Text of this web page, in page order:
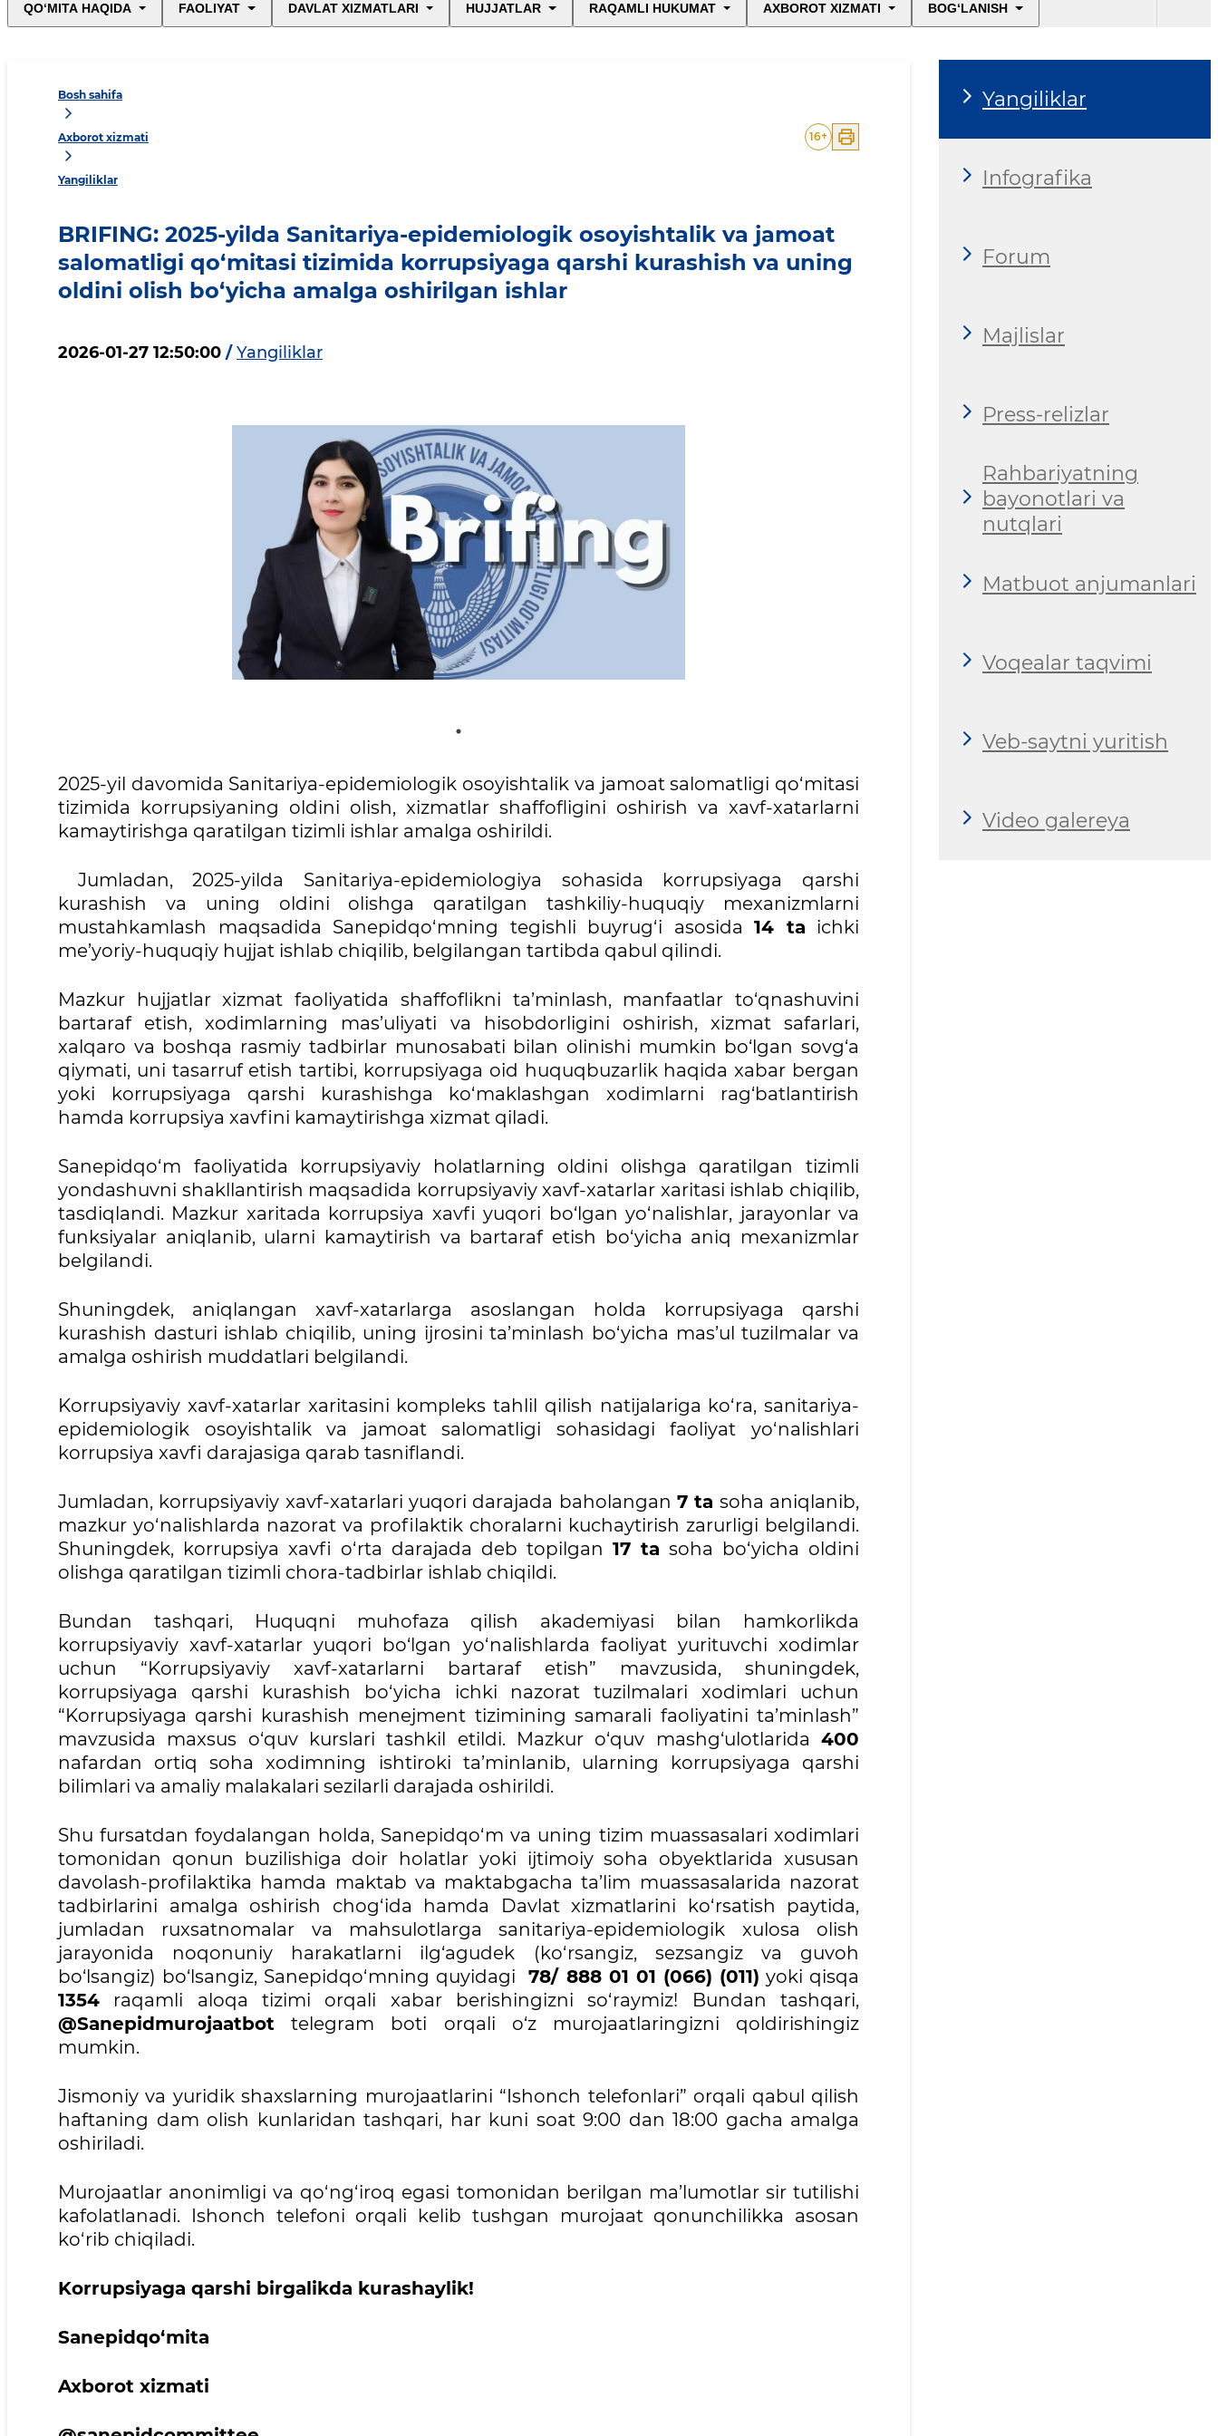
QO‘MITA HAQIDA FAOLIYAT DAVLAT XIZMATLARI HUJJATLAR RAQAMLI HUKUMAT AXBOROT XIZMATI BOG‘LANISH
Bosh sahifa
Axborot xizmati
Yangiliklar
16+
BRIFING: 2025-yilda Sanitariya-epidemiologik osoyishtalik va jamoat
salomatligi qo‘mitasi tizimida korrupsiyaga qarshi kurashish va uning
oldini olish bo‘yicha amalga oshirilgan ishlar
2026-01-27 12:50:00 / Yangiliklar
2025-yil davomida Sanitariya-epidemiologik osoyishtalik va jamoat salomatligi qo‘mitasi
tizimida korrupsiyaning oldini olish, xizmatlar shaffofligini oshirish va xavf-xatarlarni
kamaytirishga qaratilgan tizimli ishlar amalga oshirildi.
Jumladan, 2025-yilda Sanitariya-epidemiologiya sohasida korrupsiyaga qarshi
kurashish va uning oldini olishga qaratilgan tashkiliy-huquqiy mexanizmlarni
mustahkamlash maqsadida Sanepidqo‘mning tegishli buyrug‘i asosida 14 ta ichki
me’yoriy-huquqiy hujjat ishlab chiqilib, belgilangan tartibda qabul qilindi.
Mazkur hujjatlar xizmat faoliyatida shaffoflikni ta’minlash, manfaatlar to‘qnashuvini
bartaraf etish, xodimlarning mas’uliyati va hisobdorligini oshirish, xizmat safarlari,
xalqaro va boshqa rasmiy tadbirlar munosabati bilan olinishi mumkin bo‘lgan sovg‘a
qiymati, uni tasarruf etish tartibi, korrupsiyaga oid huquqbuzarlik haqida xabar bergan
yoki korrupsiyaga qarshi kurashishga ko‘maklashgan xodimlarni rag‘batlantirish
hamda korrupsiya xavfini kamaytirishga xizmat qiladi.
Sanepidqo‘m faoliyatida korrupsiyaviy holatlarning oldini olishga qaratilgan tizimli
yondashuvni shakllantirish maqsadida korrupsiyaviy xavf-xatarlar xaritasi ishlab chiqilib,
tasdiqlandi. Mazkur xaritada korrupsiya xavfi yuqori bo‘lgan yo‘nalishlar, jarayonlar va
funksiyalar aniqlanib, ularni kamaytirish va bartaraf etish bo‘yicha aniq mexanizmlar
belgilandi.
Shuningdek, aniqlangan xavf-xatarlarga asoslangan holda korrupsiyaga qarshi
kurashish dasturi ishlab chiqilib, uning ijrosini ta’minlash bo‘yicha mas’ul tuzilmalar va
amalga oshirish muddatlari belgilandi.
Korrupsiyaviy xavf-xatarlar xaritasini kompleks tahlil qilish natijalariga ko‘ra, sanitariya-
epidemiologik osoyishtalik va jamoat salomatligi sohasidagi faoliyat yo‘nalishlari
korrupsiya xavfi darajasiga qarab tasniflandi.
Jumladan, korrupsiyaviy xavf-xatarlari yuqori darajada baholangan 7 ta soha aniqlanib,
mazkur yo‘nalishlarda nazorat va profilaktik choralarni kuchaytirish zarurligi belgilandi.
Shuningdek, korrupsiya xavfi o‘rta darajada deb topilgan 17 ta soha bo‘yicha oldini
olishga qaratilgan tizimli chora-tadbirlar ishlab chiqildi.
Bundan tashqari, Huquqni muhofaza qilish akademiyasi bilan hamkorlikda
korrupsiyaviy xavf-xatarlar yuqori bo‘lgan yo‘nalishlarda faoliyat yurituvchi xodimlar
uchun “Korrupsiyaviy xavf-xatarlarni bartaraf etish” mavzusida, shuningdek,
korrupsiyaga qarshi kurashish bo‘yicha ichki nazorat tuzilmalari xodimlari uchun
“Korrupsiyaga qarshi kurashish menejment tizimining samarali faoliyatini ta’minlash”
mavzusida maxsus o‘quv kurslari tashkil etildi. Mazkur o‘quv mashg‘ulotlarida 400
nafardan ortiq soha xodimning ishtiroki ta’minlanib, ularning korrupsiyaga qarshi
bilimlari va amaliy malakalari sezilarli darajada oshirildi.
Shu fursatdan foydalangan holda, Sanepidqo‘m va uning tizim muassasalari xodimlari
tomonidan qonun buzilishiga doir holatlar yoki ijtimoiy soha obyektlarida xususan
davolash-profilaktika hamda maktab va maktabgacha ta’lim muassasalarida nazorat
tadbirlarini amalga oshirish chog‘ida hamda Davlat xizmatlarini ko‘rsatish paytida,
jumladan ruxsatnomalar va mahsulotlarga sanitariya-epidemiologik xulosa olish
jarayonida noqonuniy harakatlarni ilg‘agudek (ko‘rsangiz, sezsangiz va guvoh
bo‘lsangiz) bo‘lsangiz, Sanepidqo‘mning quyidagi78/ 888 01 01 (066) (011) yoki qisqa
1354 raqamli aloqa tizimi orqali xabar berishingizni so‘raymiz! Bundan tashqari,
@Sanepidmurojaatbot telegram boti orqali o‘z murojaatlaringizni qoldirishingiz
mumkin.
Jismoniy va yuridik shaxslarning murojaatlarini “Ishonch telefonlari” orqali qabul qilish
haftaning dam olish kunlaridan tashqari, har kuni soat 9:00 dan 18:00 gacha amalga
oshiriladi.
Murojaatlar anonimligi va qo‘ng‘iroq egasi tomonidan berilgan ma’lumotlar sir tutilishi
kafolatlanadi. Ishonch telefoni orqali kelib tushgan murojaat qonunchilikka asosan
ko‘rib chiqiladi.
Korrupsiyaga qarshi birgalikda kurashaylik!
Sanepidqo‘mita
Axborot xizmati
Yangiliklar
Infografika
Forum
Majlislar
Press-relizlar
Rahbariyatning
bayonotlari va
nutqlari
Matbuot anjumanlari
Voqealar taqvimi
Veb-saytni yuritish
Video galereya